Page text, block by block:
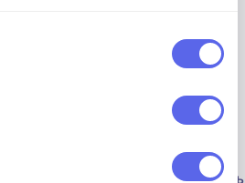
изображения с
обратного поиска
ИИ, который может
и похожие
секунды, помогая выявлять